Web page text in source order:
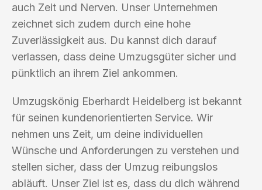
auch Zeit und Nerven. Unser Unternehmen
zeichnet sich zudem durch eine hohe
Zuverlässigkeit aus. Du kannst dich darauf
verlassen, dass deine Umzugsgüter sicher und
pünktlich an ihrem Ziel ankommen.
Umzugskönig Eberhardt Heidelberg ist bekannt
für seinen kundenorientierten Service. Wir
nehmen uns Zeit, um deine individuellen
Wünsche und Anforderungen zu verstehen und
stellen sicher, dass der Umzug reibungslos
abläuft. Unser Ziel ist es, dass du dich während